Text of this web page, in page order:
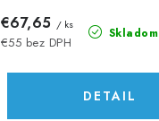
Skladom
€55 bez DPH
€67,65 / ks
DETAIL